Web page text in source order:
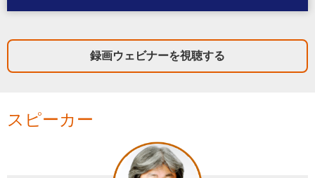
録画ウェビナーを視聴する
スピーカー